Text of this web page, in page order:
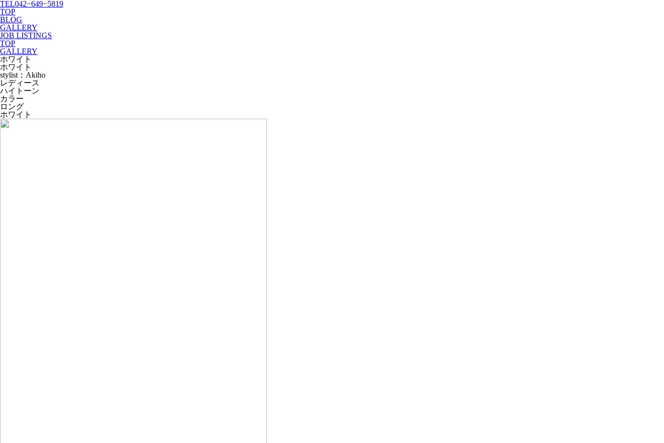
TEL042−649−5819
TOP
BLOG
GALLERY
JOB LISTINGS
TOP
GALLERY
ホワイト
ホワイト
stylist：Akiho
レディース
ハイトーン
カラー
ロング
ホワイト